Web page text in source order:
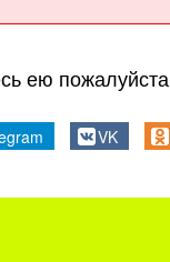
ею
VK